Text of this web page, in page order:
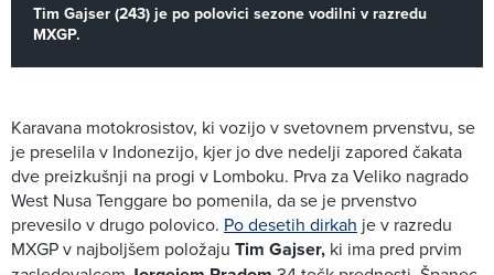
Tim Gajser (243) je po polovici sezone vodilni v razredu
MXGP.
Karavana motokrosistov, ki vozijo v svetovnem prvenstvu, se
je preselila v Indonezijo, kjer jo dve nedelji zapored čakata
dve preizkušnji na progi v Lomboku. Prva za Veliko nagrado
West Nusa Tenggare bo pomenila, da se je prvenstvo
prevesilo v drugo polovico. Po desetih dirkah je v razredu
MXGP v najboljšem položaju Tim Gajser, ki ima pred prvim